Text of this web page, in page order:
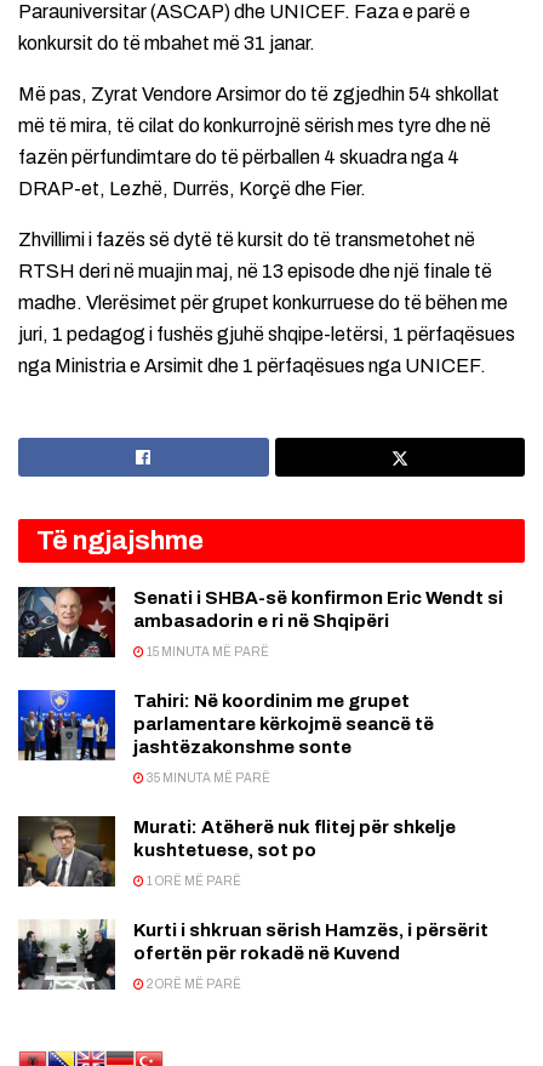
Parauniversitar (ASCAP) dhe UNICEF. Faza e parë e
konkursit do të mbahet më 31 janar.
Më pas, Zyrat Vendore Arsimor do të zgjedhin 54 shkollat
më të mira, të cilat do konkurrojnë sërish mes tyre dhe në
fazën përfundimtare do të përballen 4 skuadra nga 4
DRAP-et, Lezhë, Durrës, Korçë dhe Fier.
Zhvillimi i fazës së dytë të kursit do të transmetohet në
RTSH deri në muajin maj, në 13 episode dhe një finale të
madhe. Vlerësimet për grupet konkurruese do të bëhen me
juri, 1 pedagog i fushës gjuhë shqipe-letërsi, 1 përfaqësues
nga Ministria e Arsimit dhe 1 përfaqësues nga UNICEF.
Të ngjajshme
Senati i SHBA-së konfirmon Eric Wendt si
ambasadorin e ri në Shqipëri
15 MINUTA MË PARË
Tahiri: Në koordinim me grupet
parlamentare kërkojmë seancë të
jashtëzakonshme sonte
35 MINUTA MË PARË
Murati: Atëherë nuk flitej për shkelje
kushtetuese, sot po
1 ORË MË PARË
Kurti i shkruan sërish Hamzës, i përsërit
ofertën për rokadë në Kuvend
2 ORË MË PARË